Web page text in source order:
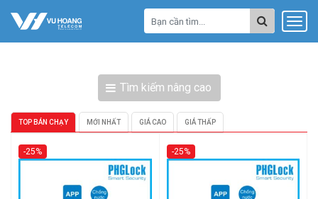
Tìm kiếm nâng cao
TOP BÁN CHẠY MỚI NHẤT GIÁ CAO GIÁ THẤP
-25% -25%